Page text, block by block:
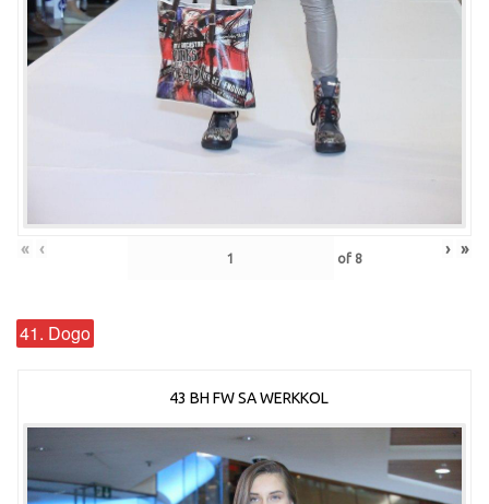
« ‹ of 8 › »
41. Dogo
43 BH FW SA WERKKOL